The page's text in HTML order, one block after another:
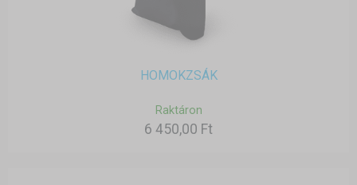
HOMOKZSÁK
Raktáron
6 450,00 Ft